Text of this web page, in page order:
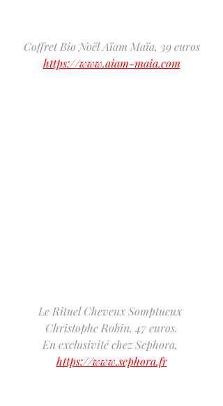
Coffret Bio Noël Aïam Maïa, 39 euros
https://www.aiam-maia.com
Le Rituel Cheveux Somptueux
Christophe Robin, 47 euros.
En exclusivité chez Sephora,
https://www.sephora.fr